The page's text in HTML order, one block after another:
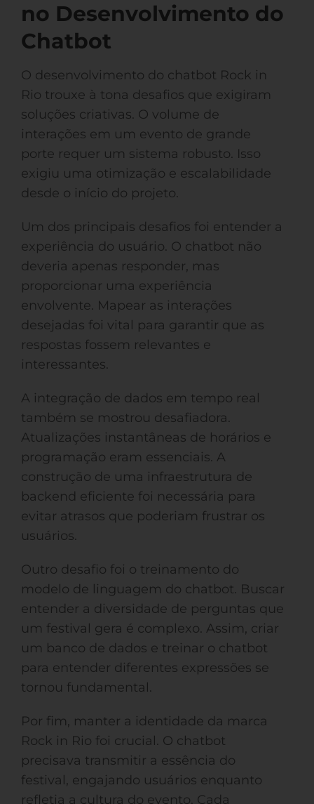
no Desenvolvimento do
Chatbot
O desenvolvimento do chatbot Rock in
Rio trouxe à tona desafios que exigiram
soluções criativas. O volume de
interações em um evento de grande
porte requer um sistema robusto. Isso
exigiu uma otimização e escalabilidade
desde o início do projeto.
Um dos principais desafios foi entender a
experiência do usuário. O chatbot não
deveria apenas responder, mas
proporcionar uma experiência
envolvente. Mapear as interações
desejadas foi vital para garantir que as
respostas fossem relevantes e
interessantes.
A integração de dados em tempo real
também se mostrou desafiadora.
Atualizações instantâneas de horários e
programação eram essenciais. A
construção de uma infraestrutura de
backend eficiente foi necessária para
evitar atrasos que poderiam frustrar os
usuários.
Outro desafio foi o treinamento do
modelo de linguagem do chatbot. Buscar
entender a diversidade de perguntas que
um festival gera é complexo. Assim, criar
um banco de dados e treinar o chatbot
para entender diferentes expressões se
tornou fundamental.
Por fim, manter a identidade da marca
Rock in Rio foi crucial. O chatbot
precisava transmitir a essência do
festival, engajando usuários enquanto
refletia a cultura do evento. Cada